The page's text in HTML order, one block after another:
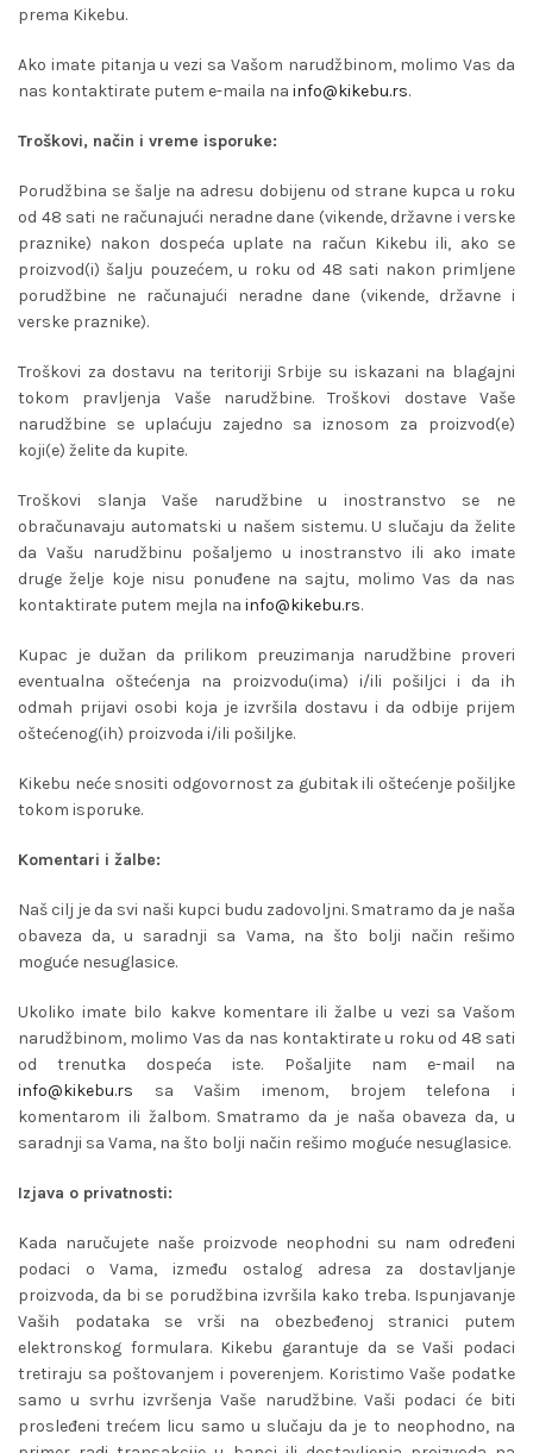
prema Kikebu.
Ako imate pitanja u vezi sa Vašom narudžbinom, molimo Vas da
nas kontaktirate putem e-maila na info@kikebu.rs.
Troškovi, način i vreme isporuke:
Porudžbina se šalje na adresu dobijenu od strane kupca u roku
od 48 sati ne računajući neradne dane (vikende, državne i verske
praznike) nakon dospeća uplate na račun Kikebu ili, ako se
proizvod(i) šalju pouzećem, u roku od 48 sati nakon primljene
porudžbine ne računajući neradne dane (vikende, državne i
verske praznike).
Troškovi za dostavu na teritoriji Srbije su iskazani na blagajni
tokom pravljenja Vaše narudžbine. Troškovi dostave Vaše
narudžbine se uplaćuju zajedno sa iznosom za proizvod(e)
koji(e) želite da kupite.
Troškovi slanja Vaše narudžbine u inostranstvo se ne
obračunavaju automatski u našem sistemu. U slučaju da želite
da Vašu narudžbinu pošaljemo u inostranstvo ili ako imate
druge želje koje nisu ponuđene na sajtu, molimo Vas da nas
kontaktirate putem mejla na info@kikebu.rs.
Kupac je dužan da prilikom preuzimanja narudžbine proveri
eventualna oštećenja na proizvodu(ima) i/ili pošiljci i da ih
odmah prijavi osobi koja je izvršila dostavu i da odbije prijem
oštećenog(ih) proizvoda i/ili pošiljke.
Kikebu neće snositi odgovornost za gubitak ili oštećenje pošiljke
tokom isporuke.
Komentari i žalbe:
Naš cilj je da svi naši kupci budu zadovoljni. Smatramo da je naša
obaveza da, u saradnji sa Vama, na što bolji način rešimo
moguće nesuglasice.
Ukoliko imate bilo kakve komentare ili žalbe u vezi sa Vašom
narudžbinom, molimo Vas da nas kontaktirate u roku od 48 sati
od trenutka dospeća iste. Pošaljite nam e-mail na
info@kikebu.rs sa Vašim imenom, brojem telefona i
komentarom ili žalbom. Smatramo da je naša obaveza da, u
saradnji sa Vama, na što bolji način rešimo moguće nesuglasice.
Izjava o privatnosti:
Kada naručujete naše proizvode neophodni su nam određeni
podaci o Vama, između ostalog adresa za dostavljanje
proizvoda, da bi se porudžbina izvršila kako treba. Ispunjavanje
Vaših podataka se vrši na obezbeđenoj stranici putem
elektronskog formulara. Kikebu garantuje da se Vaši podaci
tretiraju sa poštovanjem i poverenjem. Koristimo Vaše podatke
samo u svrhu izvršenja Vaše narudžbine. Vaši podaci će biti
prosleđeni trećem licu samo u slučaju da je to neophodno, na